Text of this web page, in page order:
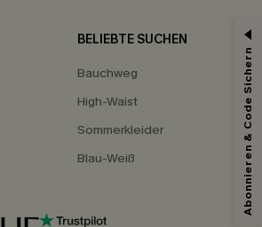
BELIEBTE SUCHEN
Bauchweg
High-Waist
Sommerkleider
Blau-Weiß
ERHALTEN
für E-Mail-Abonnenten.
Jeder Code ist einmal gültig.
. Sie können sich jederzeit abmelden.
Abonnieren & Code Sichern